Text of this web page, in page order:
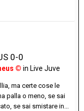
0-0
© in Live Juve
ma certe cose le
palla o meno, se sai
se sai smistare in...